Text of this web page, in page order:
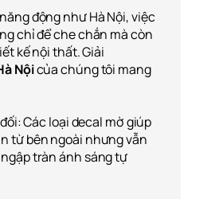
động như Hà Nội, việc
chỉ để che chắn mà còn
kế nội thất. Giải
Nộicủa chúng tôi mang
Các loại decal mờ giúp
từ bên ngoài nhưng vẫn
tràn ánh sáng tự